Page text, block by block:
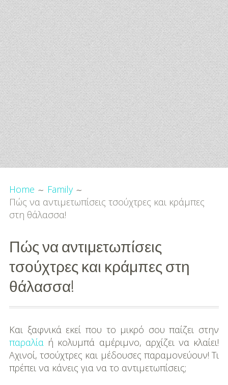
- Προτάσεις Αγοράς
Family
Εγκυμοσύνη
Μαμά
Μπαμπάς
Μωρό
Παιδί
Παιδικό Παιχνίδι
Μουσική
Διασκέδαση
Εκπαίδευση
Βάπτιση
Βάπτισης
Διάσημες
Βαπτίσεις
Home
Family
Πώς να αντιμετωπίσεις τσούχτρες και κράμπες
στη θάλασσα!
Πώς να αντιμετωπίσεις
τσούχτρες και κράμπες στη
θάλασσα!
Και ξαφνικά εκεί που το μικρό σου παίζει στην
παραλίαή κολυμπά αμέριμνο, αρχίζει να κλαίει!
Αχινοί, τσούχτρες και μέδουσες παραμονεύουν! Τι
πρέπει να κάνεις για να το αντιμετωπίσεις;